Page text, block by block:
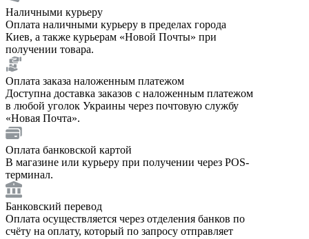
Наличными курьеру
Оплата наличными курьеру в пределах города
Киев, а также курьерам «Новой Почты» при
получении товара.
Оплата заказа наложенным платежом
Доступна доставка заказов с наложенным платежом
в любой уголок Украины через почтовую службу
«Новая Почта».
Оплата банковской картой
В магазине или курьеру при получении через POS-
терминал.
Банковский перевод
Оплата осуществляется через отделения банков по
счёту на оплату, который по запросу отправляет